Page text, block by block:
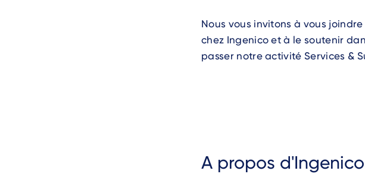
Text
Nous vous invitons à vous
chez Ingenico et à le soutenir
passer notre activité Services &
A propos d'Ingenico